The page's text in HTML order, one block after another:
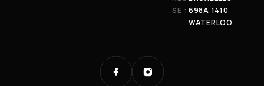
SE : 698A 1410
WATERLOO